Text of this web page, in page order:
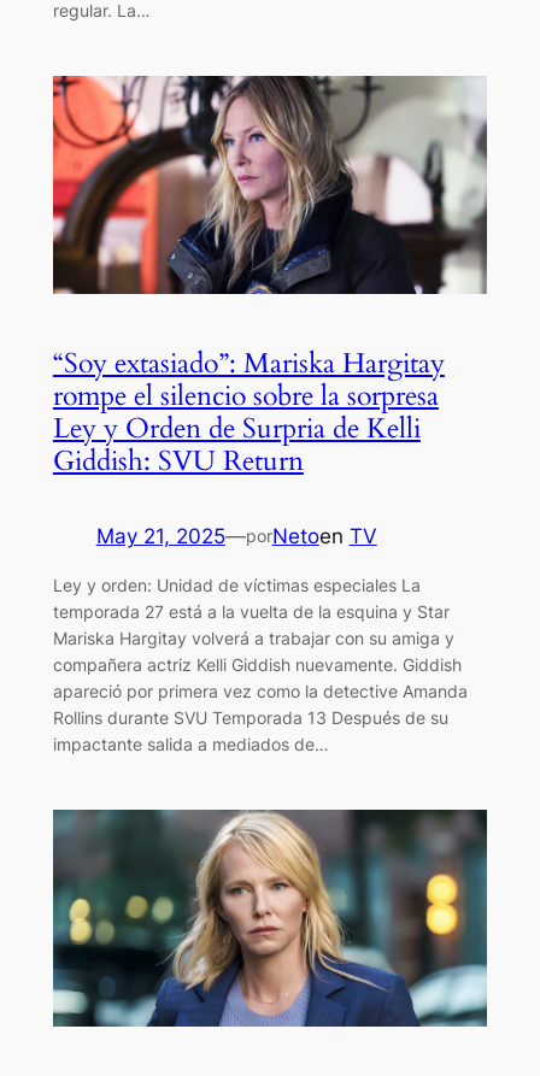
regular. La…
“Soy extasiado”: Mariska Hargitay
rompe el silencio sobre la sorpresa
Ley y Orden de Surpria de Kelli
Giddish: SVU Return
May 21, 2025—porNetoen TV
Ley y orden: Unidad de víctimas especiales La
temporada 27 está a la vuelta de la esquina y Star
Mariska Hargitay volverá a trabajar con su amiga y
compañera actriz Kelli Giddish nuevamente. Giddish
apareció por primera vez como la detective Amanda
Rollins durante SVU Temporada 13 Después de su
impactante salida a mediados de…